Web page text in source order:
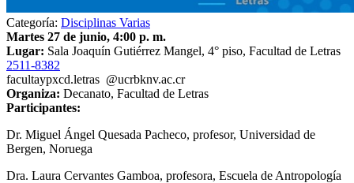
Categoría: Disciplinas Varias
Martes 27 de junio, 4:00 p. m.
Lugar: Sala Joaquín Gutiérrez Mangel, 4° piso, Facultad de Letras
2511-8382
facultaypxcd.letras @ucrbknv.ac.cr
Organiza: Decanato, Facultad de Letras
Participantes:
Dr. Miguel Ángel Quesada Pacheco, profesor, Universidad de
Bergen, Noruega
Dra. Laura Cervantes Gamboa, profesora, Escuela de Antropología